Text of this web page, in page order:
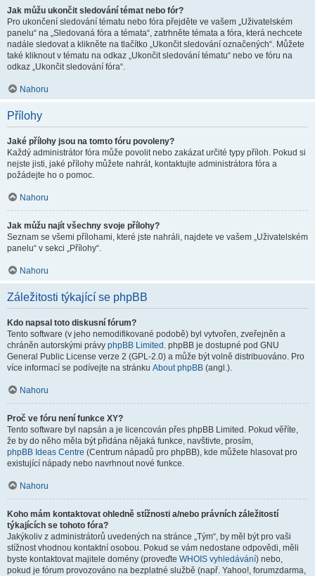
Jak můžu ukončit sledování témat nebo fór?
Pro ukončení sledování tématu nebo fóra přejděte ve vašem „Uživatelském
panelu“ na „Sledovaná fóra a témata“, zatrhněte témata a fóra, která nechcete
nadále sledovat a klikněte na tlačítko „Ukončit sledování označených“. Můžete
také kliknout v tématu na odkaz „Ukončit sledování tématu“ nebo ve fóru na
odkaz „Ukončit sledování fóra“.
Nahoru
Přílohy
Jaké přílohy jsou na tomto fóru povoleny?
Každý administrátor fóra může povolit nebo zakázat určité typy příloh. Pokud si
nejste jisti, jaké přílohy můžete nahrát, kontaktujte administrátora fóra a
požádejte ho o pomoc.
Nahoru
Jak můžu najít všechny svoje přílohy?
Seznam se všemi přílohami, které jste nahráli, najdete ve vašem „Uživatelském
panelu“ v sekci „Přílohy“.
Nahoru
Záležitosti týkající se phpBB
Kdo napsal toto diskusní fórum?
Tento software (v jeho nemodifikované podobě) byl vytvořen, zveřejněn a
chráněn autorskými právy phpBB Limited . phpBB je dostupné pod GNU
General Public License verze 2 (GPL-2.0) a může být volně distribuováno. Pro
více informací se podívejte na stránku About phpBB (angl.).
Nahoru
Proč ve fóru není funkce XY?
Tento software byl napsán a je licencován přes phpBB Limited. Pokud věříte,
že by do něho měla být přidána nějaká funkce, navštivte, prosím,
phpBB Ideas Centre (Centrum nápadů pro phpBB), kde můžete hlasovat pro
existující nápady nebo navrhnout nové funkce.
Nahoru
Koho mám kontaktovat ohledně stížnosti a/nebo právních záležitostí
týkajících se tohoto fóra?
Jakýkoliv z administrátorů uvedených na stránce „Tým“, by měl být pro vaši
stížnost vhodnou kontaktní osobou. Pokud se vám nedostane odpovědi, měli
byste kontaktovat majitele domény (proveďte WHOIS vyhledávání) nebo,
pokud je fórum provozováno na bezplatné službě (např. Yahoo!, forumzdarma,